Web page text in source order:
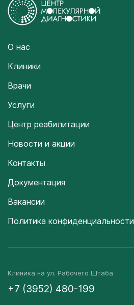
О нас
Клиники
Врачи
Услуги
Центр реабилитации
Новости и акции
Контакты
Документация
Вакансии
Политика конфиденциальности
Клиника на ул. Рабочего Штаба
+7 (3952) 480-199